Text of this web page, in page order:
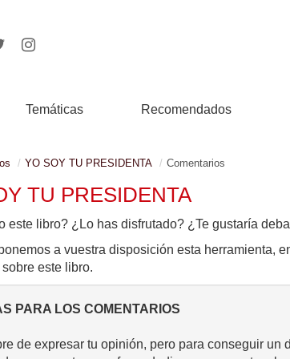
Temáticas Recomendados
YO SOY TU PRESIDENTA Comentarios
TU PRESIDENTA
este libro? ¿Lo has disfrutado? ¿Te gustaría
a vuestra disposición esta herramienta,
este libro.
PARA LOS COMENTARIOS
de expresar tu opinión, pero para conseguir un